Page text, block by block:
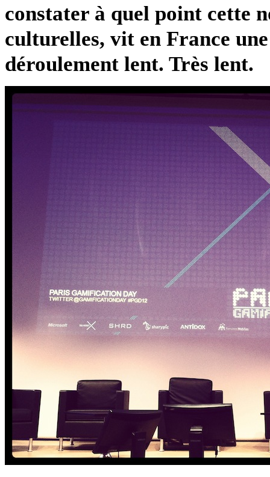
constater à quel point cette
culturelles, vit en France
déroulement lent. Très lent.